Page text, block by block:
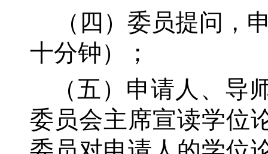
（四）委员提问，
十分钟）；
（五）申请人、导
委员会主席宣读学位